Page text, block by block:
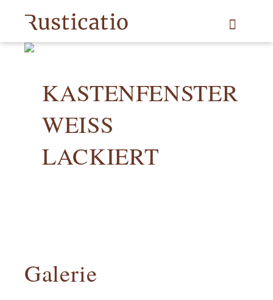
KASTENFENSTER
WEISS L
ACKIERT
Galerie